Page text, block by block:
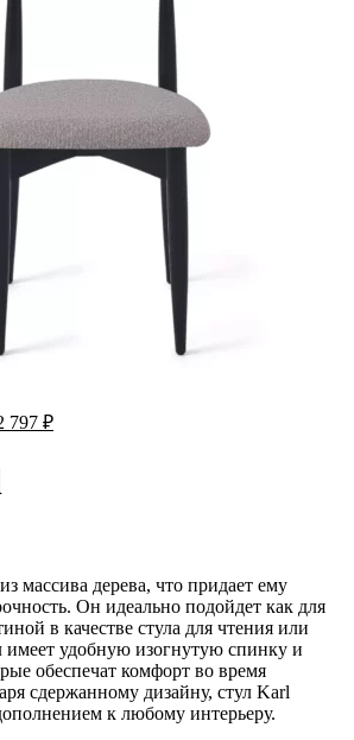
797 ₽
массива дерева, что придает ему
Он идеально подойдет как для
в качестве стула для чтения или
имеет удобную изогнутую спинку и
обеспечат комфорт во время
сдержанному дизайну, стул Karl
к любому интерьеру.